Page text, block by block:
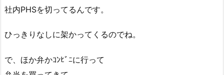
社内PHSを切ってるんです。
ひっきりなしに架かってくるのでね。
で、ほか弁かｺﾝﾋﾞﾆに行って